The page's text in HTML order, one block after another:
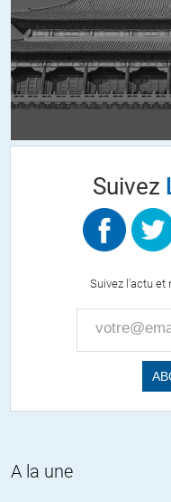
RGT//24.08.2020 à
Tout comme les pays «
traîner dans la boue leurs «
comportements odieux mais
l’extrême et tout est bon
dirigeants aux massacres
populations cible du
Et bien sûr en ayant des
« actions glorieuses ».
Et, particularité de cette
croupions qui lui apportent
que les « pires régimes de
Suivez
Suivez l'actu et
A la une